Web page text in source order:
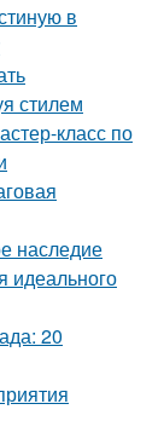
в
стилем
класс по
наследие
идеального
20